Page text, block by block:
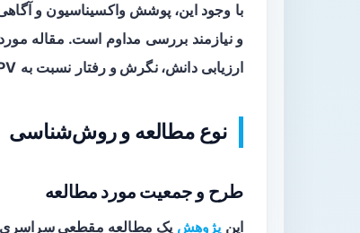
و نیازمند بررسی مداوم است. مقاله
ارزیابیدانش، نگرش و رفتار نسبت به HPV و واکسن آن در میان نوجوانان ۹ تا ۱۷ سال و والدینشان بود.
نوع مطالعه و روش‌شناسی
طرح و جمعیت مورد مطالعه
این پژوهش یک مطالعه مقطعی سراسری